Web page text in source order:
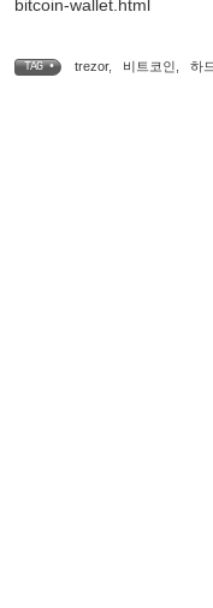
bitcoin-wallet.html
TAG • trezor, 비트코인 하